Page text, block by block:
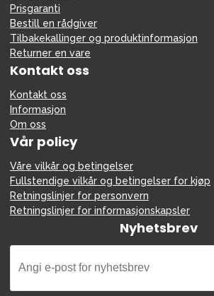
Prisgaranti
Bestill en rådgiver
Tilbakekallinger og produktinformasjon
Returner en vare
Kontakt oss
Kontakt oss
Informasjon
Om oss
Vår policy
Våre vilkår og betingelser
Fullstendige vilkår og betingelser for kjøp
Retningslinjer for personvern
Retningslinjer for informasjonskapsler
Nyhetsbrev